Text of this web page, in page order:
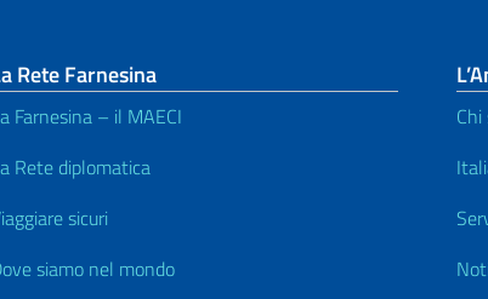
Rete Farnesina
Farnesina – il MAECI
Rete diplomatica
sicuri
siamo nel mondo